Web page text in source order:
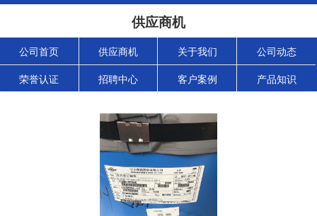
供应商机
公司首页 供应商机 关于我们 公司动态
荣誉认证 招聘中心 客户案例 产品知识